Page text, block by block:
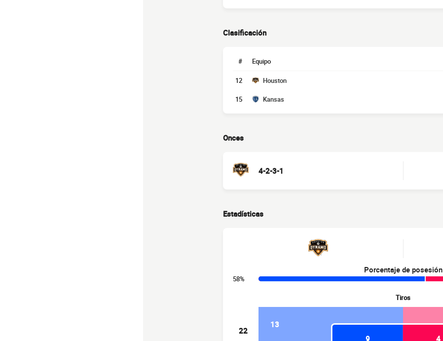
Clasificación
# Equipo
12 Houston
15 Kansas
Onces
4-2-3-1
Estadísticas
Porcentaje de posesión
58%
Tiros
22
13
9
4